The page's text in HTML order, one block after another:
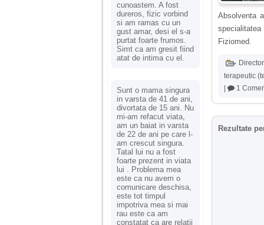
cunoastem. A fost
dureros, fizic vorbind
si am ramas cu un
gust amar, desi el s-a
purtat foarte frumos.
Simt ca am gresit fiind
atat de intima cu el.
Sunt o mama singura
in varsta de 41 de ani,
divortata de 15 ani. Nu
mi-am refacut viata,
am un baiat in varsta
de 22 de ani pe care l-
am crescut singura.
Tatal lui nu a fost
foarte prezent in viata
lui . Problema mea
este ca nu avem o
comunicare deschisa,
este tot timpul
impotriva mea si mai
rau este ca am
constatat ca are relatii
Absolventa
specialitatea
Fiziomed.
terapeutic
1
Rezultate